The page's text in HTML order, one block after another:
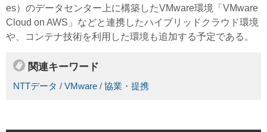
es）のデータセンター上に構築したVMware環境「VMware
Cloud on AWS」などと連携したハイブリッドクラウド環境
や、コンテナ技術を利用した環境も追加する予定である。
関連キーワード
NTTデータ / VMware / 協業・提携